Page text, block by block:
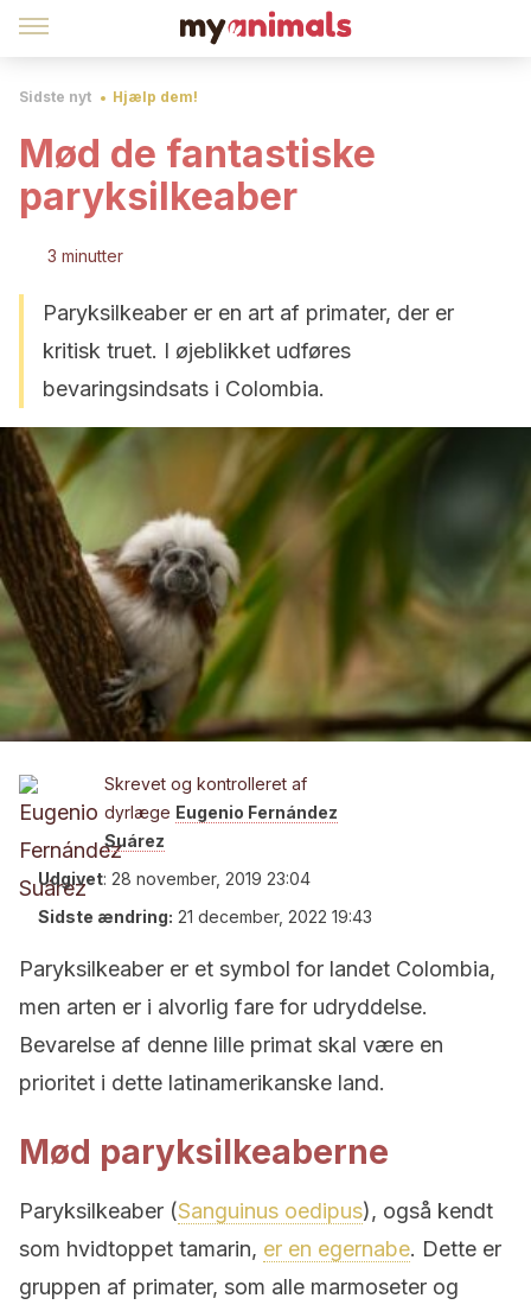
Sidste nyt Hjælp dem!
Mød de fantastiske
paryksilkeaber
3 minutter
Paryksilkeaber er en art af primater, der er
kritisk truet. I øjeblikket udføres
bevaringsindsats i Colombia.
Skrevet og kontrolleret af
dyrlæge Eugenio Fernández
Suárez
Udgivet: 28 november, 2019 23:04
Sidste ændring: 21 december, 2022 19:43
Paryksilkeaber er et symbol for landet Colombia,
men arten er i alvorlig fare for udryddelse.
Bevarelse af denne lille primat skal være en
prioritet i dette latinamerikanske land.
Mød paryksilkeaberne
Paryksilkeaber (Sanguinus oedipus), også kendt
som hvidtoppet tamarin, er en egernabe. Dette er
gruppen af primater, som alle marmoseter og